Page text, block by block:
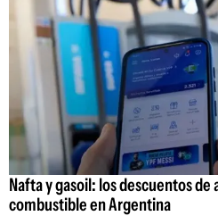
Nafta y gasoil: los descuentos de
combustible en Argentina